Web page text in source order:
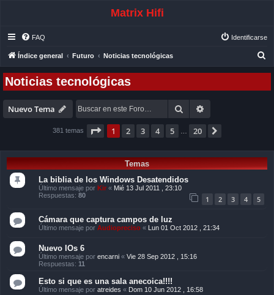
Matrix Hifi
FAQ Identificarse
Índice general Futuro Noticias tecnológicas
Noticias tecnológicas
Nuevo Tema Buscar
381 temas Página de 20
1 2 3 4 5 20
Temas
La biblia de los Windows Desatendidos
Último mensaje por Kir « Mié 13 Jul 2011 , 23:10
Respuestas: 80 1 2 3 4 5
Cámara que captura campos de luz
Último mensaje por Audiopreciso « Lun 01 Oct 2012 , 21:34
Nuevo IOs 6
Último mensaje por encarni « Vie 28 Sep 2012 , 15:16
Respuestas: 11
Esto si que es una sala anecoica!!!!
Último mensaje por atreides « Dom 10 Jun 2012 , 16:58